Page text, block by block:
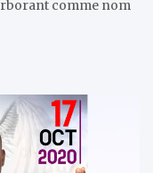
comme nom